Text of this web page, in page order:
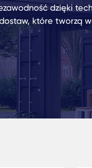
dzięki
które tworzą